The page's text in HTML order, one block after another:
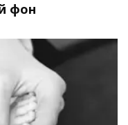
фон